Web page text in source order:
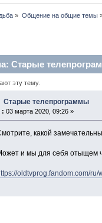
» Общение на общие темы
Старые
эту тему.
Старые телепрограммы
: 03 марта 2020, 09:26 »
какой
и мы для себя отыщем
oldtvprog.fandom.com/ru/